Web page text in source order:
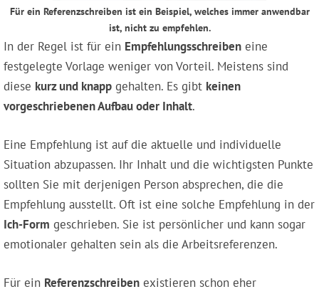
Für ein Referenzschreiben ist ein Beispiel, welches immer anwendbar
ist, nicht zu empfehlen.
In der Regel ist für ein Empfehlungsschreiben eine
festgelegte Vorlage weniger von Vorteil. Meistens sind
diese kurz und knapp gehalten. Es gibt keinen
vorgeschriebenen Aufbau oder Inhalt.
Eine Empfehlung ist auf die aktuelle und individuelle
Situation abzupassen. Ihr Inhalt und die wichtigsten Punkte
sollten Sie mit derjenigen Person absprechen, die die
Empfehlung ausstellt. Oft ist eine solche Empfehlung in der
Ich-Form geschrieben. Sie ist persönlicher und kann sogar
emotionaler gehalten sein als die Arbeitsreferenzen.
Für ein Referenzschreiben existieren schon eher